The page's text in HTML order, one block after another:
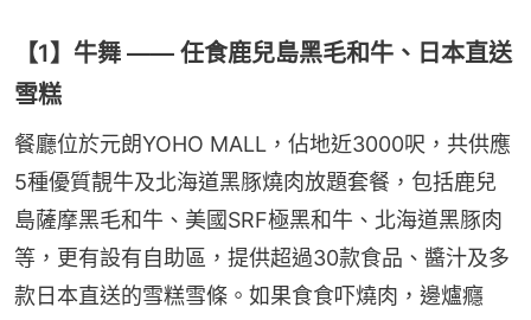
【1】牛舞 —— 任食鹿兒島黑毛和牛、日本直送
雪糕
餐廳位於元朗YOHO MALL，佔地近3000呎，共供應
5種優質靚牛及北海道黑豚燒肉放題套餐，包括鹿兒
島薩摩黑毛和牛、美國SRF極黑和牛、北海道黑豚肉
等，更有設有自助區，提供超過30款食品、醬汁及多
款日本直送的雪糕雪條。如果食食吓燒肉，邊爐癮